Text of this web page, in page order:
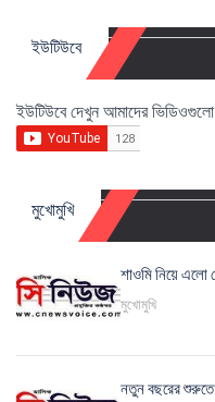
ইউটিউবে
ইউটিউবে দেখুন আমাদের ভিডিওগুলো
মুখোমুখি
শাওমি নিয়ে এলো
মুখোমুখি
নতুন বছরের শুরুতে